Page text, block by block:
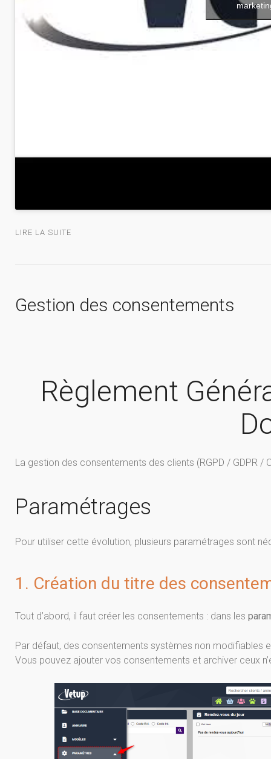
LIRE LA SUITE
Gestion des consentements
Règlement
La gestion des consentements des clients (RGPD / GDPR /
Paramétrages
Pour utiliser cette évolution, plusieurs paramétrages sont
1. Création du titre des
Tout d’abord, il faut créer les consentements : dans les
Par défaut, des consentements systèmes non modifiables
Vous pouvez ajouter vos consentements et archiver ceux